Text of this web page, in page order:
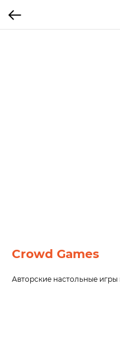
Crowd Games
Авторские настольные